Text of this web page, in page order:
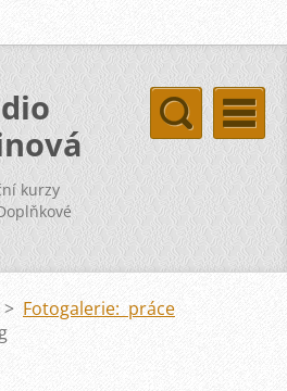
kurzy
pleť
> Fotogalerie: práce